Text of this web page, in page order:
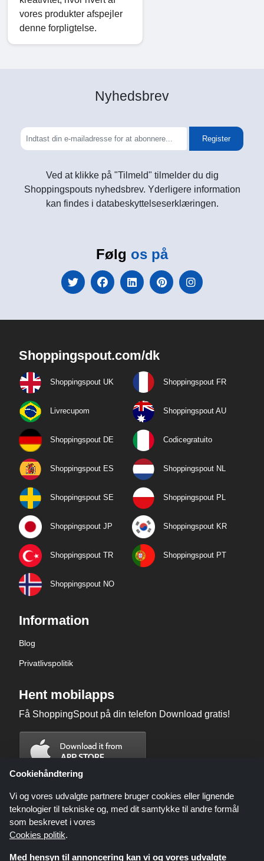
vores produkter afspejler
denne forpligtelse.
Nyhedsbrev
Register
Ved at klikke på "Tilmeld" tilmelder du dig
Shoppingspouts nyhedsbrev. Yderligere information
kan findes i databeskyttelseserklæringen.
Følg os på
Shoppingspout.com/dk
Shoppingspout UK Shoppingspout FR
Livrecupom Shoppingspout AU
Shoppingspout DE Codicegratuito
Shoppingspout ES Shoppingspout NL
Shoppingspout SE Shoppingspout PL
Shoppingspout JP Shoppingspout KR
Shoppingspout TR Shoppingspout PT
Shoppingspout NO
Information
Blog
Privatlivspolitik
Hent mobilapps
Få ShoppingSpout på din telefon Download gratis!
Cookiehåndtering
Vi og vores udvalgte partnere bruger cookies eller lignende
teknologier til tekniske og, med dit samtykke til andre formål
som beskrevet i vores
Cookies politik.
Med hensyn til annoncering kan vi og vores udvalgte